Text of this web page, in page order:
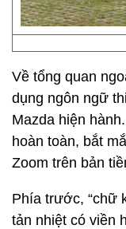
Về tổng quan
dụng ngôn ngữ
Mazda hiện
hoàn toàn, bắt
Zoom trên bản
Phía trước, “chữ
tản nhiệt có viền